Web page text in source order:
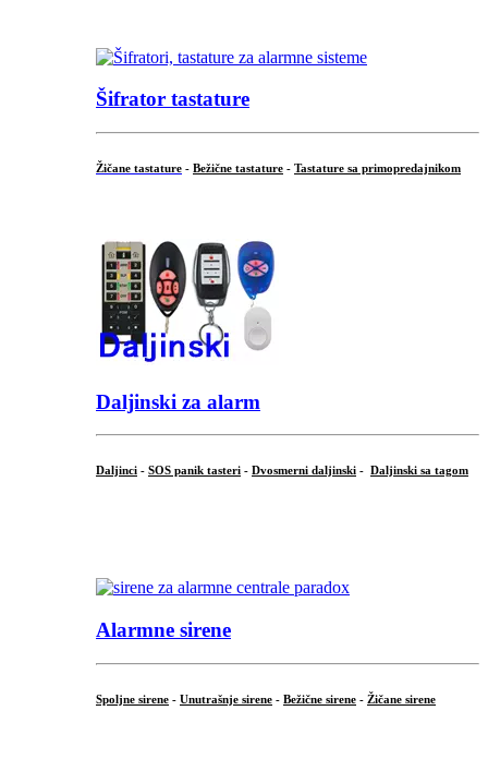
Šifrator tastature
Žičane tastature - Bežične tastature - Tastature sa primopredajnikom
Daljinski za alarm
Daljinci - SOS panik tasteri - Dvosmerni daljinski - Daljinski sa tagom
Alarmne sirene
Spoljne sirene - Unutrašnje sirene - Bežične sirene - Žičane sirene